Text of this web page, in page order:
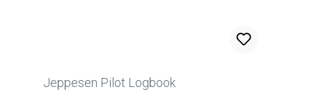
Jeppesen Pilot Logbook